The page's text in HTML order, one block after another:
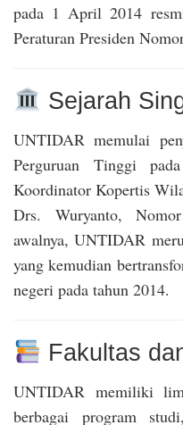
pada 1 April 2014
Peraturan Presiden
Sejarah
UNTIDAR memulai
Perguruan Tinggi
Koordinator Kopertis
Drs. Wuryanto,
awalnya, UNTIDAR
yang kemudian
negeri pada tahun 2014.
Fakultas
UNTIDAR memiliki
berbagai program